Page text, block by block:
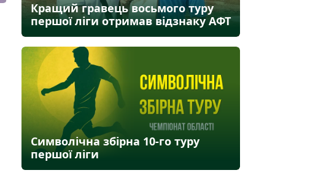
Кращий гравець восьмого туру
першої ліги отримав відзнаку АФТ
Символічна збірна 10-го туру
першої ліги